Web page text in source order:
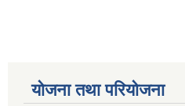
योजना तथा परियोजना